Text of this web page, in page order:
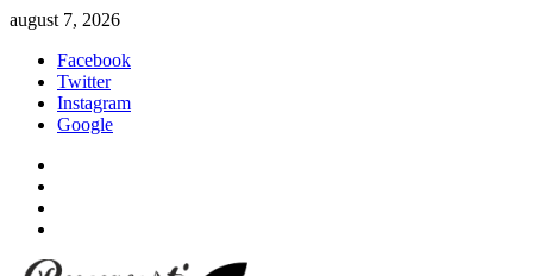
Sari
conținut
august 7, 2026
Facebook
Twitter
Instagram
Google